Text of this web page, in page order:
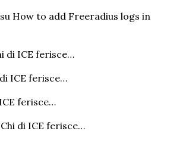
su How to add Freeradius logs in
di ICE ferisce…
ICE ferisce…
ferisce…
Chi di ICE ferisce…